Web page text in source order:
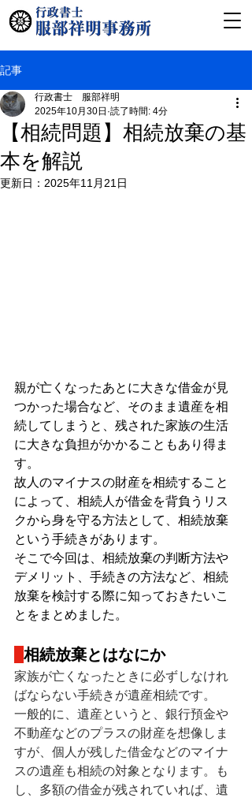
記事
【相続問題】相続放棄の基
本を解説
行政書士 服部祥明
2025年10月30日 読了時間: 4分
更新日： 2025年11月21日
親が亡くなったあとに大きな借金が見
つかった場合など、そのまま遺産を相
続してしまうと、残された家族の生活
に大きな負担がかかることもあり得ま
す。
故人のマイナスの財産を相続すること
によって、相続人が借金を背負うリス
クから身を守る方法として、相続放棄
という手続きがあります。
そこで今回は、相続放棄の判断方法や
デメリット、手続きの方法など、相続
放棄を検討する際に知っておきたいこ
とをまとめました。
相続放棄とはなにか
家族が亡くなったときに必ずしなけれ
ばならない手続きが遺産相続です。
一般的に、遺産というと、銀行預金や
不動産などのプラスの財産を想像しま
すが、個人が残した借金などのマイナ
スの遺産も相続の対象となります。も
し、多額の借金が残されていれば、遺